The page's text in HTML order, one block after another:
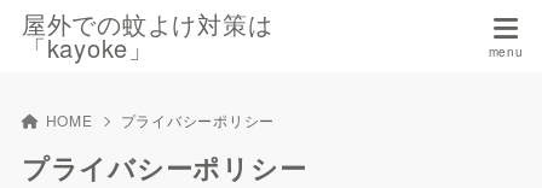
屋外での蚊よけ対策は
「kayoke」
HOME プライバシーポリシー
プライバシーポリシー